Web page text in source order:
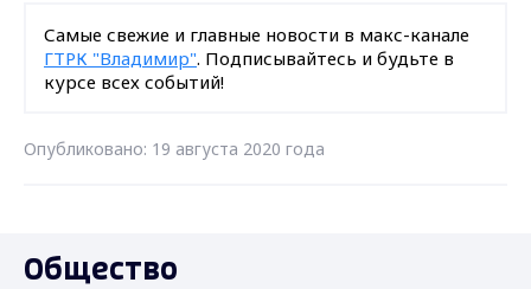
Самые свежие и главные новости в макс-канале
ГТРК "Владимир". Подписывайтесь и будьте в
курсе всех событий!
Опубликовано: 19 августа 2020 года
Общество